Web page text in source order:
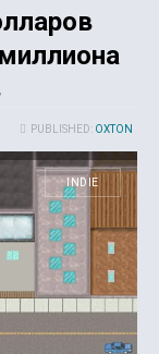
PUBLISHED: OXTON
INDIE